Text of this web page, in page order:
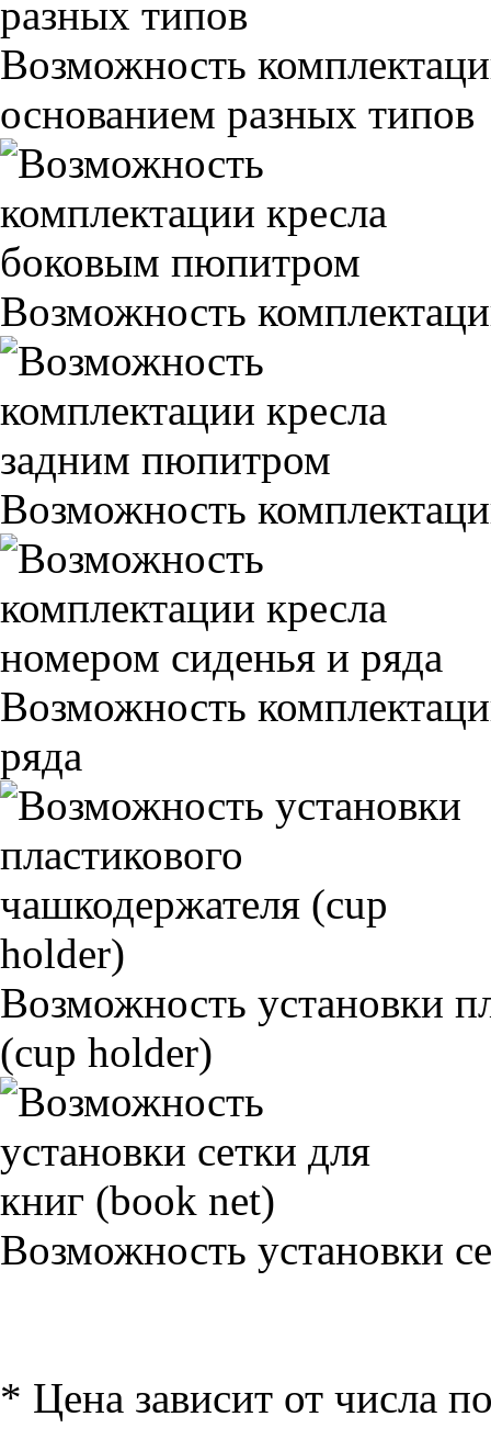
Возможность
основанием разных типов
Возможность
Возможность
Возможность
ряда
Возможность установки
(cup holder)
Возможность установки
* Цена зависит от числа